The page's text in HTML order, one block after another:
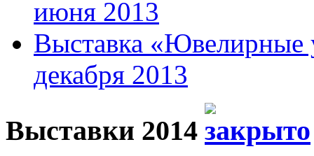
июня 2013
Выставка «Ювелирные
декабря 2013
Выставки 2014